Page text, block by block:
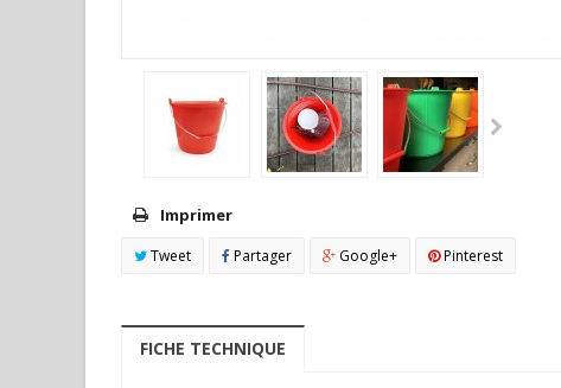
Imprimer
Tweet Partager Google+ Pinterest
FICHE TECHNIQUE